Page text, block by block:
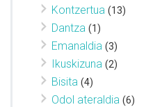
Kontzertua (13)
Dantza (1)
Emanaldia (3)
Ikuskizuna (2)
Bisita (4)
Odol ateraldia (6)